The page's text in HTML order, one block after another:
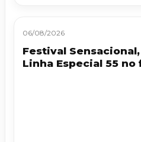
06/08/2026
Festival
Linha Especial 55 no